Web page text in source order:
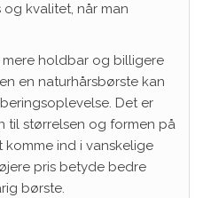
kvalitet, når man
holdbar og billigere
en naturhårsbørste kan
Det er
til størrelsen og formen på
ind i vanskelige
pris betyde bedre
børste.